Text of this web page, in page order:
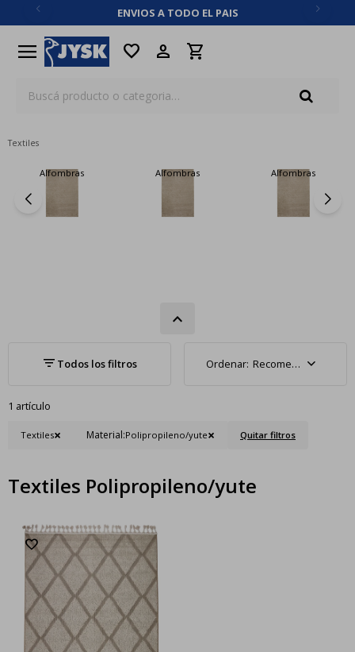
ENVIOS A TODO EL PAIS
menu favorite
Textiles
Alfombras Alfombras Alfombras
Recomendados
1 artículo
Textiles Material:Polipropileno/yute Quitar filtros
Textiles Polipropileno/yute
close